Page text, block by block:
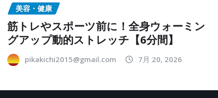
美容・健康
筋トレやスポーツ前に！全身ウォーミン
グアップ動的ストレッチ【6分間】
pikakichi2015@gmail.com 7月 20, 2026